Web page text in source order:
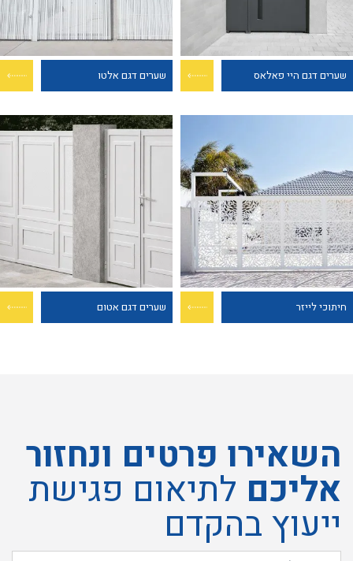
שערים דגם היי פאלאס שערים דגם אלטו
חיתוכי לייזר שערים דגם אטום
השאירו פרטים ונחזור
אליכם לתיאום פגישת
ייעוץ בהקדם